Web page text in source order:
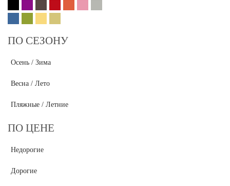
ПО СЕЗОНУ
Осень / Зима
Весна / Лето
Пляжные / Летние
ПО ЦЕНЕ
Недорогие
Дорогие